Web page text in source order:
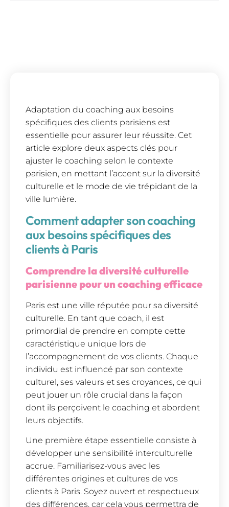
Adaptation du coaching aux besoins
spécifiques des clients parisiens est
essentielle pour assurer leur réussite. Cet
article explore deux aspects clés pour
ajuster le coaching selon le contexte
parisien, en mettant l’accent sur la diversité
culturelle et le mode de vie trépidant de la
ville lumière.
Comment adapter son coaching
aux besoins spécifiques des
clients à Paris
Comprendre la diversité culturelle
parisienne pour un coaching efficace
Paris est une ville réputée pour sa diversité
culturelle. En tant que coach, il est
primordial de prendre en compte cette
caractéristique unique lors de
l’accompagnement de vos clients. Chaque
individu est influencé par son contexte
culturel, ses valeurs et ses croyances, ce qui
peut jouer un rôle crucial dans la façon
dont ils perçoivent le coaching et abordent
leurs objectifs.
Une première étape essentielle consiste à
développer une sensibilité interculturelle
accrue. Familiarisez-vous avec les
différentes origines et cultures de vos
clients à Paris. Soyez ouvert et respectueux
des différences, car cela vous permettra de